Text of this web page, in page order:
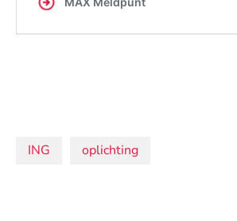
Onderwerpen:
ING oplichting